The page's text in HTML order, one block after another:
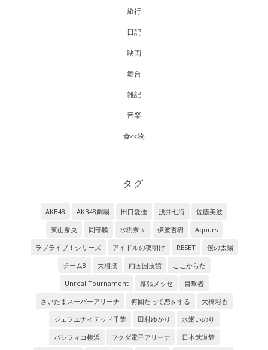
旅行
日記
映画
舞台
雑記
音楽
食べ物
タグ
AKB48 AKB48劇場 田口愛佳 浅井七海
佐藤美波
東山奈央
岡部麟 水樹奈々 伊波杏樹
Aqours
ラブライブ！シリーズ
アイドルの夜明け RESET
僕の太陽
チーム8
大相撲 両国国技館
ここからだ
Unreal Tournament
幕張メッセ
目撃者
さいたまスーパーアリーナ
何回だって恋をする
大橋彩香
ジェフユナイテッド千葉
田村ゆかり
水瀬いのり
パシフィコ横浜
フクダ電子アリーナ
日本武道館